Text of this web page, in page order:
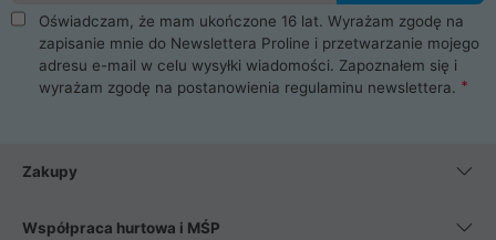
Oświadczam, że mam ukończone 16 lat. Wyrażam zgodę na
zapisanie mnie do Newslettera Proline i przetwarzanie mojego
adresu e-mail w celu wysyłki wiadomości. Zapoznałem się i
wyrażam zgodę na postanowienia regulaminu newslettera.
Zakupy
Współpraca hurtowa i MŚP